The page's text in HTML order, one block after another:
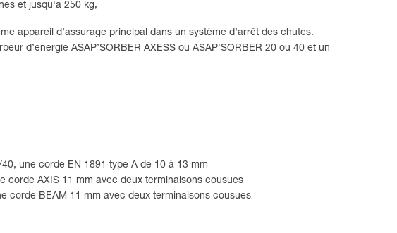
et jusqu'à 250 kg,
appareil d’assurage principal dans un système d’arrêt des chutes.
d’énergie ASAP’SORBER AXESS ou ASAP'SORBER 20 ou 40 et un
une corde EN 1891 type A de 10 à 13 mm
corde AXIS 11 mm avec deux terminaisons cousues
corde BEAM 11 mm avec deux terminaisons cousues